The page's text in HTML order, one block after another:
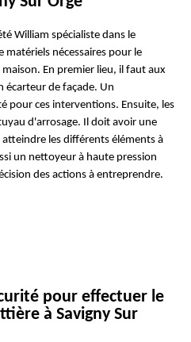
William spécialiste dans le
nécessaires pour le
En premier lieu, il faut aux
écarteur de façade. Un
pour ces interventions. Ensuite, les
d'arrosage. Il doit avoir une
les différents éléments à
un nettoyeur à haute pression
des actions à entreprendre.
pour effectuer le
à Savigny Sur